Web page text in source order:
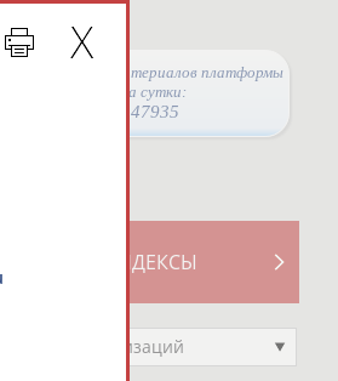
Просмотры материалов платформы
за сутки:
47935
СВОДНЫЕ ИНДЕКСЫ
тип организаций